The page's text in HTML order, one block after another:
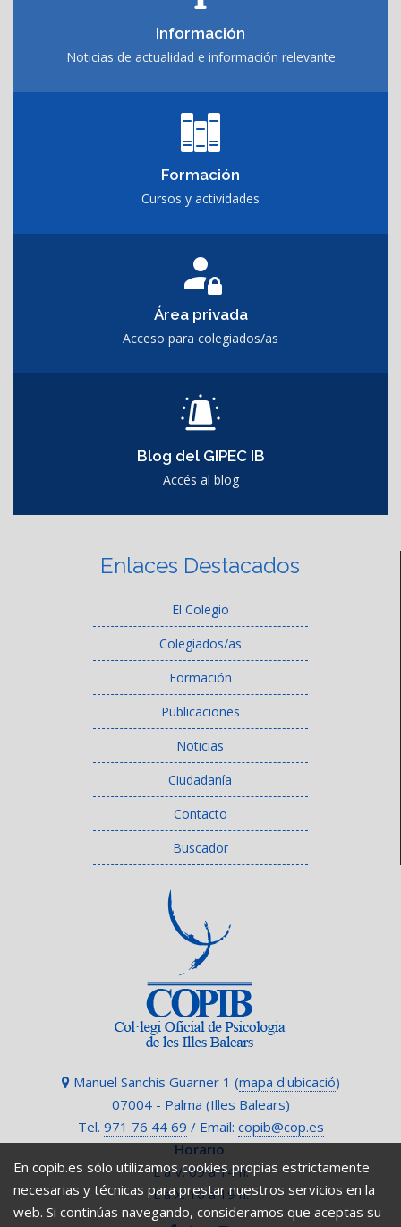
Información
Noticias de actualidad e información relevante
Formación
Cursos y actividades
Área privada
Acceso para colegiados/as
Blog del GIPEC IB
Accés al blog
Enlaces Destacados
El Colegio
Colegiados/as
Formación
Publicaciones
Noticias
Ciudadanía
Contacto
Buscador
Manuel Sanchis Guarner 1 (mapa d'ubicació)
07004 - Palma (Illes Balears)
Tel. 971 76 44 69 / Email: copib@cop.es
Horario:
L a V: 09 a 14 h.
L a X: 16 a 19 h.
En copib.es sólo utilizamos cookies propias estrictamente
necesarias y técnicas para prestar nuestros servicios en la
web. Si continúas navegando, consideramos que aceptas su